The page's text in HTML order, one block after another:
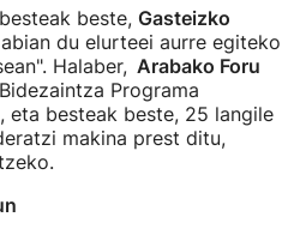
beste, Gasteizko
du elurteei aurre egiteko
Halaber, Arabako Foru
Programa
eta besteak beste, 25 langile
makina prest ditu,